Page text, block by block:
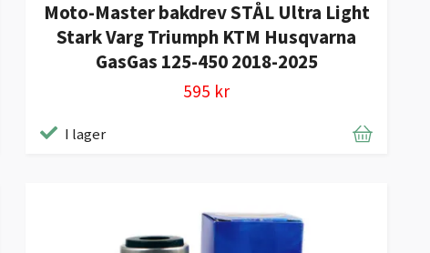
Moto-Master bakdrev STÅL Ultra Light
Stark Varg Triumph KTM Husqvarna
GasGas 125-450 2018-2025
595 kr
I lager